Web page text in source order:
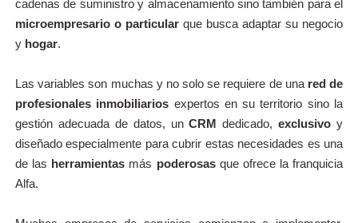
cadenas de suministro y almacenamiento sino también para el
microempresario o particular que busca adaptar su negocio
y hogar.
Las variables son muchas y no solo se requiere de una red de
profesionales inmobiliarios expertos en su territorio sino la
gestión adecuada de datos, unCRMdedicado,exclusivo y
diseñado especialmente para cubrir estas necesidades es una
de las herramientas más poderosasque ofrece la franquicia
Alfa.